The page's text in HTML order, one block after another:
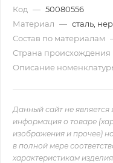
Код — 50080556
Материал — сталь,
Состав по материалам
Страна происхождения
Описание
Данный сайт не
информация о товаре
изображения и прочее)
в полной мере
характеристикам изделия.